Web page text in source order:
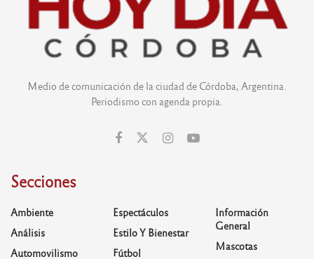
Medio de comunicación de la ciudad de Córdoba, Argentina.
Periodismo con agenda propia.
Secciones
Ambiente
Análisis
Automovilismo
Espectáculos
Estilo Y Bienestar
Fútbol
Información
General
Mascotas